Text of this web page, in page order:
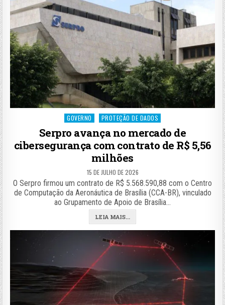
Posted
GOVERNO PROTEÇÃO DE DADOS
Serpro avança no mercado de
cibersegurança com contrato de R$ 5,56
milhões
15 DE JULHO DE 2026
O Serpro firmou um contrato de R$ 5.568.590,88 com o Centro
de Computação da Aeronáutica de Brasília (CCA-BR), vinculado
ao Grupamento de Apoio de Brasília…
LEIA MAIS...